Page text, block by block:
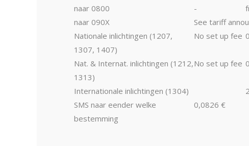
naar 0800
-
naar 090X
See tariff
Nationale inlichtingen (1207,
1307, 1407)
No set up fee
Nat. & Internat. inlichtingen (1212,
1313)
No set up fee
Internationale inlichtingen (1304)
SMS naar eender welke
bestemming
0,0826 €